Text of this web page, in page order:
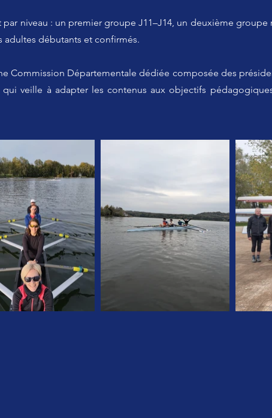
niveau : un premier groupe J11–J14, un deuxième groupe
adultes débutants et confirmés.
Commission Départementale dédiée composée des
veille à adapter les contenus aux objectifs